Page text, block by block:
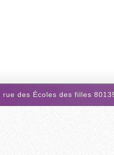
des Écoles des filles